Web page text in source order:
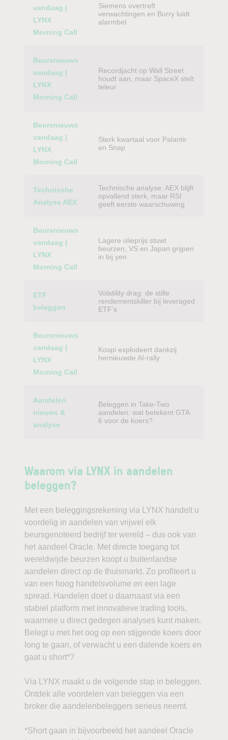
vandaag |
LYNX
Morning Call
Siemens overtreft
verwachtingen en Burry luidt
alarmbel
Beursnieuws
vandaag |
LYNX
Morning Call
Recordjacht op Wall Street
houdt aan, maar SpaceX stelt
teleur
Beursnieuws
vandaag |
LYNX
Morning Call
Sterk kwartaal voor Palantir
en Snap
Technische
Analyse AEX
Technische analyse: AEX blijft
opvallend sterk, maar RSI
geeft eerste waarschuwing
Beursnieuws
vandaag |
LYNX
Morning Call
Lagere olieprijs stuwt
beurzen, VS en Japan grijpen
in bij yen
ETF
beleggen
Volatility drag: de stille
rendementskiller bij leveraged
ETF’s
Beursnieuws
vandaag |
LYNX
Morning Call
Kospi explodeert dankzij
hernieuwde AI-rally
Aandelen
nieuws &
analyse
Beleggen in Take-Two
aandelen: wat betekent GTA
6 voor de koers?
Waarom via LYNX in aandelen
beleggen?
Met een beleggingsrekening via LYNX handelt u
voordelig in aandelen van vrijwel elk
beursgenoteerd bedrijf ter wereld – dus ook van
het aandeel Oracle. Met directe toegang tot
wereldwijde beurzen koopt u buitenlandse
aandelen direct op de thuismarkt. Zo profiteert u
van een hoog handelsvolume en een lage
spread. Handelen doet u daarnaast via een
stabiel platform met innovatieve trading tools,
waarmee u direct gedegen analyses kunt maken.
Belegt u met het oog op een stijgende koers door
long te gaan, of verwacht u een dalende koers en
gaat u short*?
Via LYNX maakt u de volgende stap in beleggen.
Ontdek alle voordelen van beleggen via een
broker die aandelenbeleggers serieus neemt.
*Short gaan in bijvoorbeeld het aandeel Oracle